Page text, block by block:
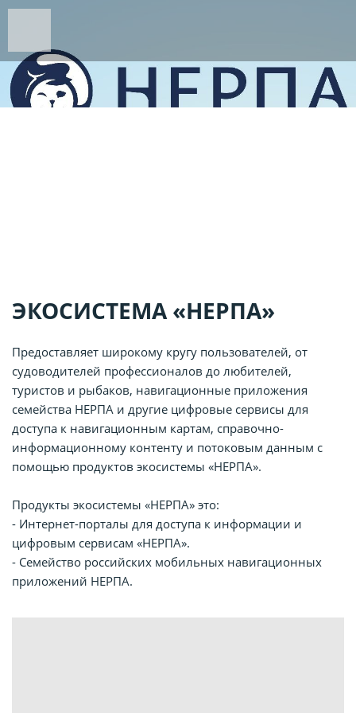
ЭКОСИСТЕМА «НЕРПА»
Предоставляет широкому кругу пользователей, от
судоводителей профессионалов до любителей,
туристов и рыбаков, навигационные приложения
семейства НЕРПА и другие цифровые сервисы для
доступа к навигационным картам, справочно-
информационному контенту и потоковым данным с
помощью продуктов экосистемы «НЕРПА».
Продукты экосистемы «НЕРПА» это:
- Интернет-порталы для доступа к информации и
цифровым сервисам «НЕРПА».
- Семейство российских мобильных навигационных
приложений НЕРПА.